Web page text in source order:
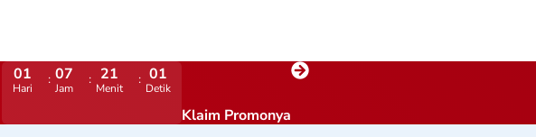
01
Hari
07
Jam
21
Menit
00
Detik
Klaim Promonya